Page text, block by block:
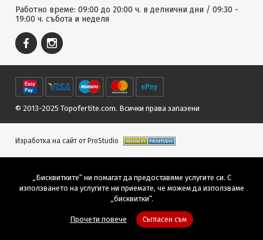
Работно време: 09:00 до 20:00 ч. в делнични дни / 09:30 -
19:00 ч. събота и неделя
© 2013-2025 Topofertite.com. Всички права запазени
Изработка на сайт от ProStudio
„Бисквитките“ ни помагат да предоставяме услугите си. С
използването на услугите ни приемате, че можем да използваме
„бисквитки“.
Прочети повече Съгласен съм